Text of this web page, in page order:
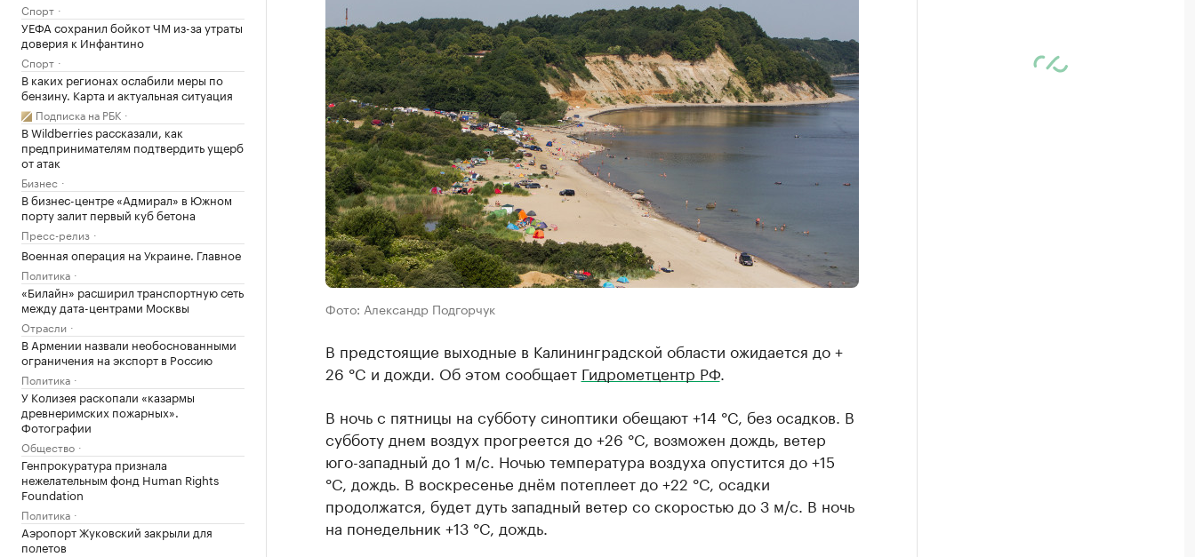
Спорт
УЕФА сохранил бойкот ЧМ из-за утраты
доверия к Инфантино
Спорт
В каких регионах ослабили меры по
бензину. Карта и актуальная ситуация
Подписка на РБК
В Wildberries рассказали, как
предпринимателям подтвердить ущерб
от атак
Бизнес
В бизнес-центре «Адмирал» в Южном
порту залит первый куб бетона
Пресс-релиз
Военная операция на Украине. Главное
Политика
«Билайн» расширил транспортную сеть
между дата-центрами Москвы
Отрасли
В Армении назвали необоснованными
ограничения на экспорт в Россию
Политика
У Колизея раскопали «казармы
древнеримских пожарных».
Фотографии
Общество
Генпрокуратура признала
нежелательным фонд Human Rights
Foundation
Политика
Аэропорт Жуковский закрыли для
полетов
Фото: Александр Подгорчук
В предстоящие выходные в Калининградской области ожидается до +
26 °C и дожди. Об этом сообщает Гидрометцентр РФ.
В ночь с пятницы на субботу синоптики обещают +14 °C, без осадков. В
субботу днем воздух прогреется до +26 °C, возможен дождь, ветер
юго-западный до 1 м/с. Ночью температура воздуха опустится до +15
°C, дождь. В воскресенье днём потеплеет до +22 °C, осадки
продолжатся, будет дуть западный ветер со скоростью до 3 м/с. В ночь
на понедельник +13 °C, дождь.